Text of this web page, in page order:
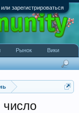
зарегистрироваться
Рынок Вики